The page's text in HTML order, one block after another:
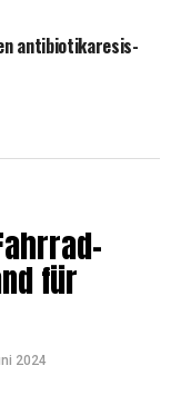
anti­bio­ti­ka­re­sis­
für
2024